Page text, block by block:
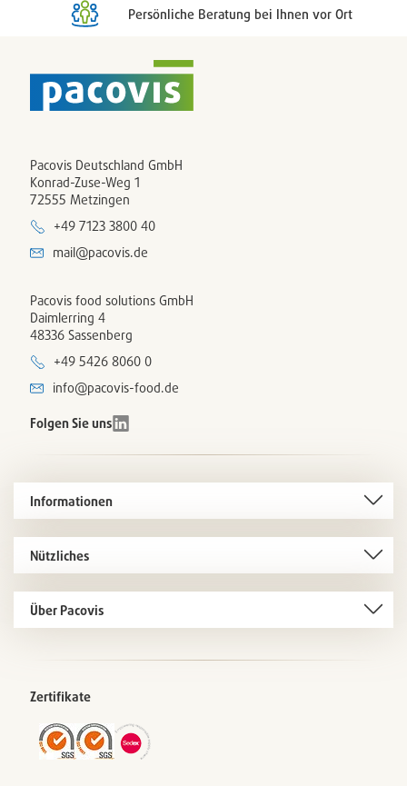
Persönliche Beratung bei Ihnen vor Ort
Pacovis Deutschland GmbH
Konrad-Zuse-Weg 1
72555 Metzingen
+49 7123 3800 40
mail@pacovis.de
Pacovis food solutions GmbH
Daimlerring 4
48336 Sassenberg
+49 5426 8060 0
info@pacovis-food.de
Folgen Sie uns
Informationen
Nützliches
Über Pacovis
Zertifikate